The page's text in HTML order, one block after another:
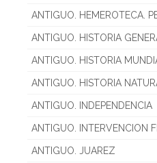
ANTIGUO. HEMEROTECA.
ANTIGUO. HISTORIA
ANTIGUO. HISTORIA
ANTIGUO. HISTORIA
ANTIGUO. INDEPENDENCIA
ANTIGUO. INTERVENCION
ANTIGUO. JUAREZ